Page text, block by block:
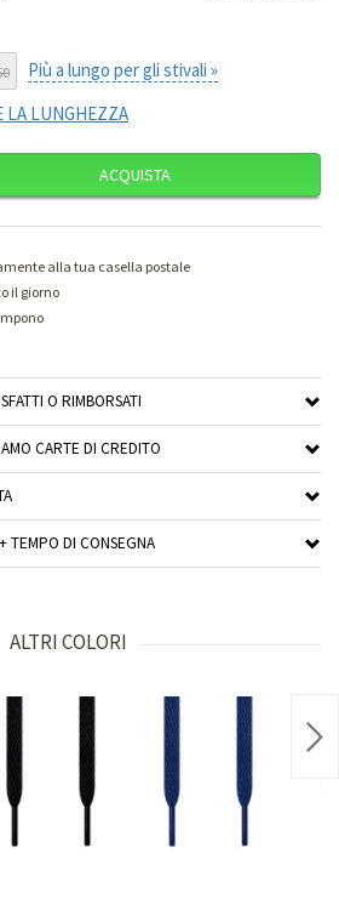
Più a lungo per gli stivali »
LA LUNGHEZZA
ACQUISTA
alla tua casella postale
il giorno
O RIMBORSATI
CARTE DI CREDITO
TEMPO DI CONSEGNA
ALTRI COLORI